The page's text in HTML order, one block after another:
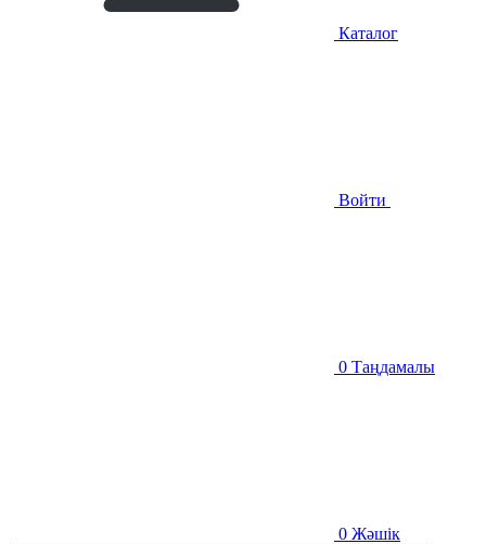
Каталог
Войти
0 Таңдамалы
0 Жәшік